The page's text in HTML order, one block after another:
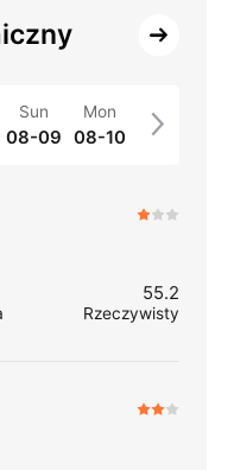
Sun
08-09
Mon
08-10
55.2
Rzeczywisty